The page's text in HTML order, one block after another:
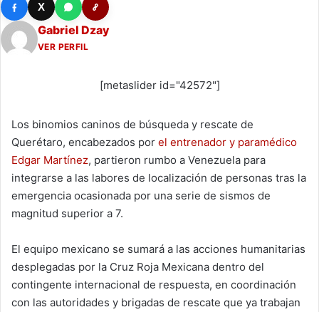
X
Gabriel Dzay
VER PERFIL
[metaslider id="42572"]
Los binomios caninos de búsqueda y rescate de
Querétaro, encabezados por el entrenador y paramédico
Edgar Martínez, partieron rumbo a Venezuela para
integrarse a las labores de localización de personas tras la
emergencia ocasionada por una serie de sismos de
magnitud superior a 7.
El equipo mexicano se sumará a las acciones humanitarias
desplegadas por la Cruz Roja Mexicana dentro del
contingente internacional de respuesta, en coordinación
con las autoridades y brigadas de rescate que ya trabajan